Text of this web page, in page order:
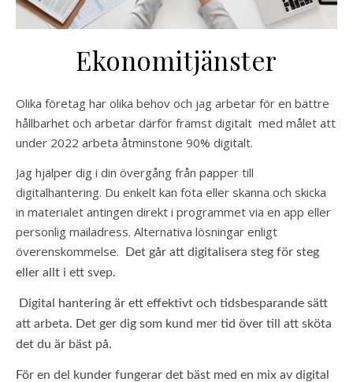
Ekonomitjänster
Olika företag har olika behov och jag arbetar för en bättre
hållbarhet och arbetar därför främst digitalt med målet att
under 2022 arbeta åtminstone 90% digitalt.
Jag hjälper dig i din övergång från papper till
digitalhantering. Du enkelt kan fota eller skanna och skicka
in materialet antingen direkt i programmet via en app eller
personlig mailadress. Alternativa lösningar enligt
överenskommelse.
Det går att digitalisera steg för steg
eller allt i ett svep.
Digital hantering är ett effektivt och tidsbesparande sätt
att arbeta. Det ger dig som kund mer tid över till att sköta
det du är bäst på.
För en del kunder fungerar det bäst med en mix av digital